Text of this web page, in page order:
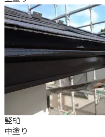
竪樋
中塗り